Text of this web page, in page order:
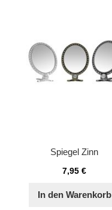
Spiegel Zinn
7,95 €
In den Warenkorb